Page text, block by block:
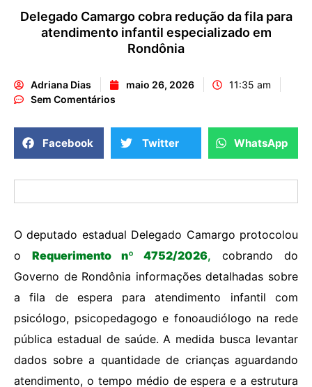
Delegado Camargo cobra redução da fila para
atendimento infantil especializado em
Rondônia
Adriana Dias maio 26, 2026
11:35 am
Sem Comentários
Facebook Twitter WhatsApp
O deputado estadual Delegado Camargo protocolou
o Requerimento nº 4752/2026, cobrando do
Governo de Rondônia informações detalhadas sobre
a fila de espera para atendimento infantil com
psicólogo, psicopedagogo e fonoaudiólogo na rede
pública estadual de saúde. A medida busca levantar
dados sobre a quantidade de crianças aguardando
atendimento, o tempo médio de espera e a estrutura